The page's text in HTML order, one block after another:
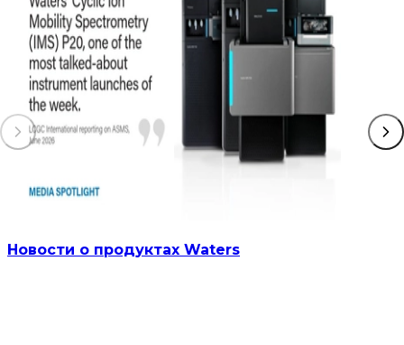
Новости о продуктах Waters